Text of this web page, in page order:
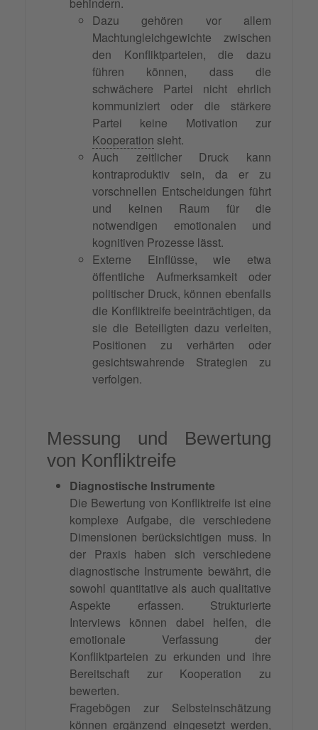
behindern.
Dazu gehören vor allem
Machtungleichgewichte zwischen
den Konfliktparteien, die dazu
führen können, dass die
schwächere Partei nicht ehrlich
kommuniziert oder die stärkere
Partei keine Motivation zur
Kooperation sieht.
Auch zeitlicher Druck kann
kontraproduktiv sein, da er zu
vorschnellen Entscheidungen führt
und keinen Raum für die
notwendigen emotionalen und
kognitiven Prozesse lässt.
Externe Einflüsse, wie etwa
öffentliche Aufmerksamkeit oder
politischer Druck, können ebenfalls
die Konfliktreife beeinträchtigen, da
sie die Beteiligten dazu verleiten,
Positionen zu verhärten oder
gesichtswahrende Strategien zu
verfolgen.
Messung und Bewertung
von Konfliktreife
Diagnostische Instrumente
Die Bewertung von Konfliktreife ist eine
komplexe Aufgabe, die verschiedene
Dimensionen berücksichtigen muss. In
der Praxis haben sich verschiedene
diagnostische Instrumente bewährt, die
sowohl quantitative als auch qualitative
Aspekte erfassen. Strukturierte
Interviews können dabei helfen, die
emotionale Verfassung der
Konfliktparteien zu erkunden und ihre
Bereitschaft zur Kooperation zu
bewerten.
Fragebögen zur Selbsteinschätzung
können ergänzend eingesetzt werden,